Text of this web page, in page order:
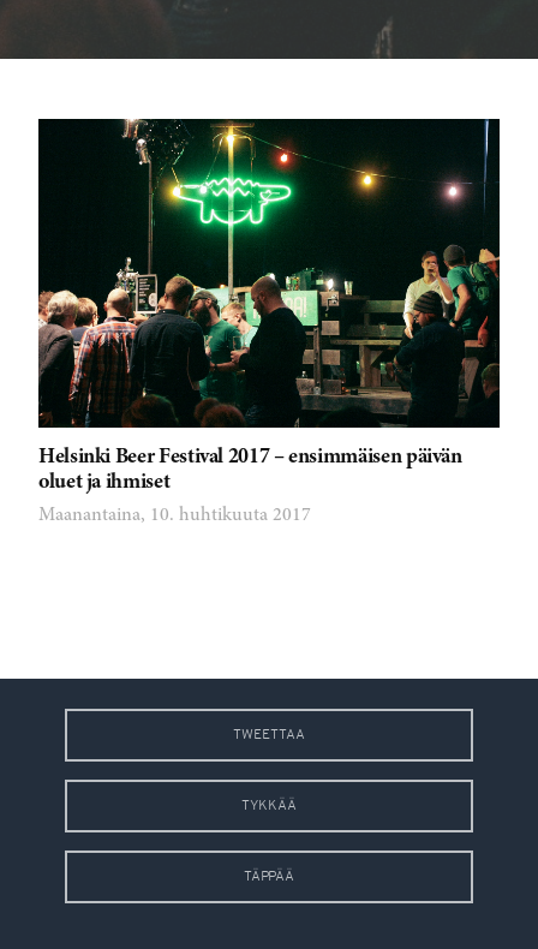
Helsinki Beer Festival 2017 – ensimmäisen päivän
oluet ja ihmiset
Maanantaina, 10. huhtikuuta 2017
TWEETTAA
TYKKÄÄ
TÄPPÄÄ